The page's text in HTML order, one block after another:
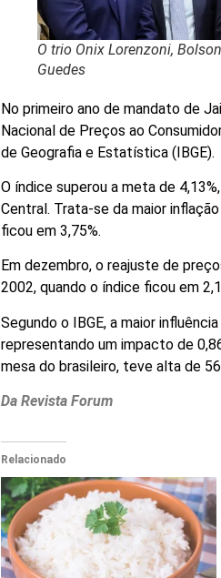
O trio Onix Lorenzoni,
Guedes
No primeiro ano de mandato de
Nacional de Preços ao
de Geografia e Estatística (IBGE).
O índice superou a meta de
Central. Trata-se da maior
ficou em 3,75%.
Em dezembro, o reajuste de
2002, quando o índice ficou em
Segundo o IBGE, a maior
representando um impacto de
mesa do brasileiro, teve alta de
Da Revista Forum
Relacionado